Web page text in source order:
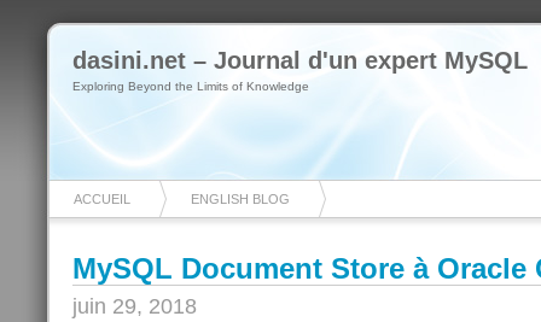
dasini.net – Journal d'un expert MySQL
Exploring Beyond the Limits of Knowledge
ACCUEIL ENGLISH BLOG
MySQL Document Store à Oracle
juin 29, 2018